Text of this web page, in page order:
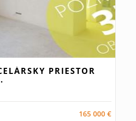
PRIESTOR
165 000 €